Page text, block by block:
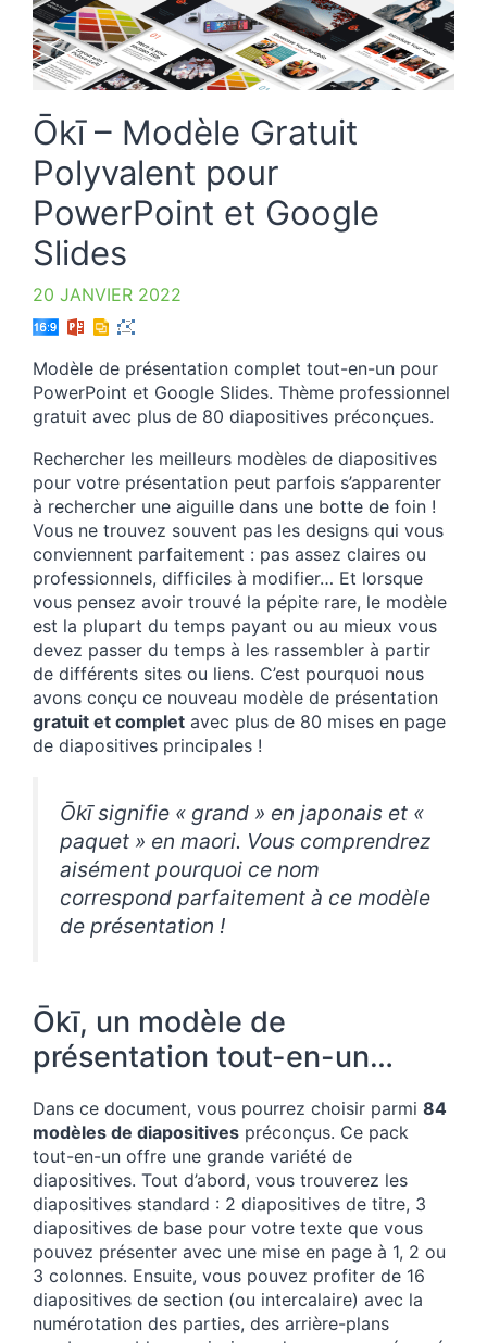
Ōkī – Modèle Gratuit
Polyvalent pour
PowerPoint et Google
Slides
20 JANVIER 2022
Modèle de présentation complet tout-en-un pour
PowerPoint et Google Slides. Thème professionnel
gratuit avec plus de 80 diapositives préconçues.
Rechercher les meilleurs modèles de diapositives
pour votre présentation peut parfois s’apparenter
à rechercher une aiguille dans une botte de foin !
Vous ne trouvez souvent pas les designs qui vous
conviennent parfaitement : pas assez claires ou
professionnels, difficiles à modifier… Et lorsque
vous pensez avoir trouvé la pépite rare, le modèle
est la plupart du temps payant ou au mieux vous
devez passer du temps à les rassembler à partir
de différents sites ou liens. C’est pourquoi nous
avons conçu ce nouveau modèle de présentation
gratuit et complet avec plus de 80 mises en page
de diapositives principales !
Ōkī signifie « grand » en japonais et «
paquet » en maori. Vous comprendrez
aisément pourquoi ce nom
correspond parfaitement à ce modèle
de présentation !
Ōkī, un modèle de
présentation tout-en-un…
Dans ce document, vous pourrez choisir parmi 84
modèles de diapositives préconçus. Ce pack
tout-en-un offre une grande variété de
diapositives. Tout d’abord, vous trouverez les
diapositives standard : 2 diapositives de titre, 3
diapositives de base pour votre texte que vous
pouvez présenter avec une mise en page à 1, 2 ou
3 colonnes. Ensuite, vous pouvez profiter de 16
diapositives de section (ou intercalaire) avec la
numérotation des parties, des arrière-plans